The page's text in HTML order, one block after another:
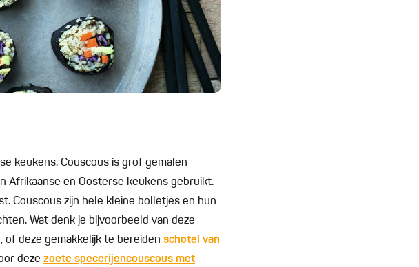
keukens. Couscous is grof gemalen
Afrikaanse en Oosterse keukens gebruikt.
Couscous zijn hele kleine bolletjes en hun
Wat denk je bijvoorbeeld van deze
, of deze gemakkelijk te bereiden schotel van
deze zoete specerijencouscous met